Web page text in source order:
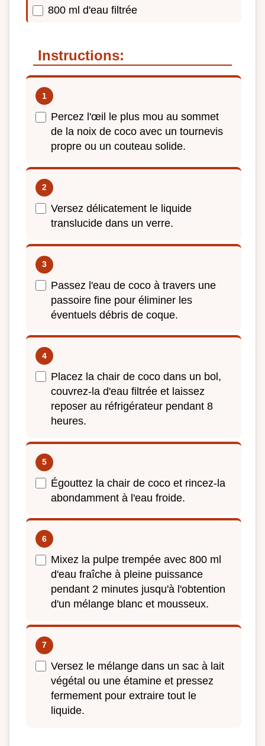
800 ml d'eau filtrée
Instructions:
Percez l'œil le plus mou au sommet
de la noix de coco avec un tournevis
propre ou un couteau solide.
Versez délicatement le liquide
translucide dans un verre.
Passez l'eau de coco à travers une
passoire fine pour éliminer les
éventuels débris de coque.
Placez la chair de coco dans un bol,
couvrez-la d'eau filtrée et laissez
reposer au réfrigérateur pendant 8
heures.
Égouttez la chair de coco et rincez-la
abondamment à l'eau froide.
Mixez la pulpe trempée avec 800 ml
d'eau fraîche à pleine puissance
pendant 2 minutes jusqu'à l'obtention
d'un mélange blanc et mousseux.
Versez le mélange dans un sac à lait
végétal ou une étamine et pressez
fermement pour extraire tout le
liquide.